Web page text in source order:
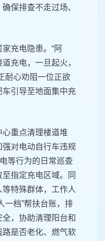
保排查不走过场、
充电隐患。“阿
充电，一旦起火，
耐心劝阻一位正欲
引导至地面集中充
重点清理楼道堆
对电动自行车违规
等行为的日常巡查
指定充电区域。同
特殊群体，工作人
一档”帮扶台账，排
，协助清理阳台和
是否老化、燃气软